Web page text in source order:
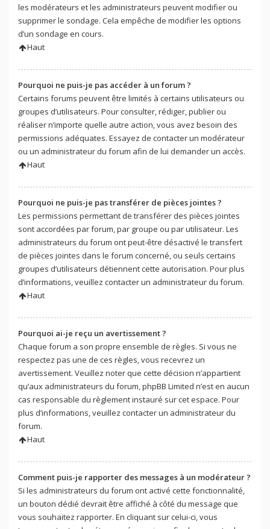
les modérateurs et les administrateurs peuvent modifier ou
supprimer le sondage. Cela empêche de modifier les options
d’un sondage en cours.
Haut
Pourquoi ne puis-je pas accéder à un forum ?
Certains forums peuvent être limités à certains utilisateurs ou
groupes d’utilisateurs. Pour consulter, rédiger, publier ou
réaliser n’importe quelle autre action, vous avez besoin des
permissions adéquates. Essayez de contacter un modérateur
ou un administrateur du forum afin de lui demander un accès.
Haut
Pourquoi ne puis-je pas transférer de pièces jointes ?
Les permissions permettant de transférer des pièces jointes
sont accordées par forum, par groupe ou par utilisateur. Les
administrateurs du forum ont peut-être désactivé le transfert
de pièces jointes dans le forum concerné, ou seuls certains
groupes d’utilisateurs détiennent cette autorisation. Pour plus
d’informations, veuillez contacter un administrateur du forum.
Haut
Pourquoi ai-je reçu un avertissement ?
Chaque forum a son propre ensemble de règles. Si vous ne
respectez pas une de ces règles, vous recevrez un
avertissement. Veuillez noter que cette décision n’appartient
qu’aux administrateurs du forum, phpBB Limited n’est en aucun
cas responsable du règlement instauré sur cet espace. Pour
plus d’informations, veuillez contacter un administrateur du
forum.
Haut
Comment puis-je rapporter des messages à un modérateur ?
Si les administrateurs du forum ont activé cette fonctionnalité,
un bouton dédié devrait être affiché à côté du message que
vous souhaitez rapporter. En cliquant sur celui-ci, vous